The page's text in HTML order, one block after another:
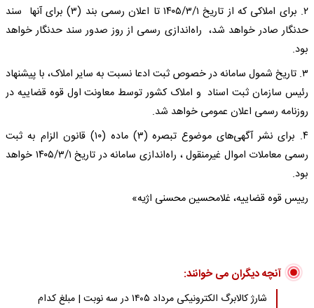
۲. برای املاکی که از تاریخ ۱۴۰۵/۳/۱ تا اعلان رسمی بند (۳) برای آنها سند
حدنگار صادر خواهد شد، راه‌اندازی رسمی از روز صدور سند حدنگار خواهد
بود.
۳. تاریخ شمول سامانه در خصوص ثبت ادعا نسبت به سایر املاک، با پیشنهاد
رئیس سازمان ثبت اسناد و املاک کشور توسط معاونت اول قوه قضاییه در
روزنامه رسمی اعلان عمومی خواهد شد.
۴. برای نشر آگهی‌های موضوع تبصره (۳) ماده (۱۰) قانون الزام به ثبت
رسمی معاملات اموال غیرمنقول ، راه‌اندازی سامانه در تاریخ ۱۴۰۵/۳/۱ خواهد
بود.
رییس قوه قضاییه، غلامحسین محسنی اژیه»
آنچه دیگران می خوانند:
شارژ کالابرگ الکترونیکی مرداد ۱۴۰۵ در سه نوبت | مبلغ کدام